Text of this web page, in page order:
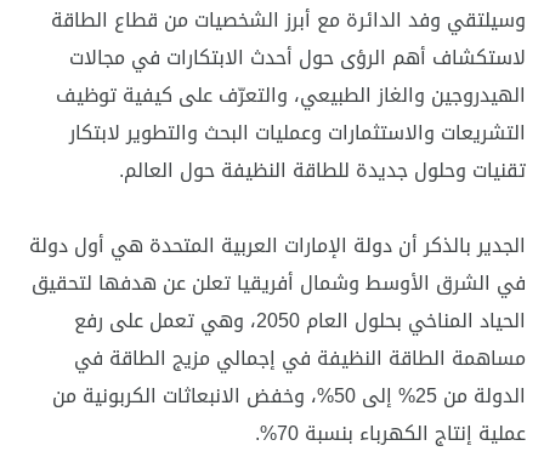
وسيلتقي وفد الدائرة مع أبرز الشخصيات من قطاع الطاقة
لاستكشاف أهم الرؤى حول أحدث الابتكارات في مجالات
الهيدروجين والغاز الطبيعي، والتعرّف على كيفية توظيف
التشريعات والاستثمارات وعمليات البحث والتطوير لابتكار
تقنيات وحلول جديدة للطاقة النظيفة حول العالم.
الجدير بالذكر أن دولة الإمارات العربية المتحدة هي أول دولة
في الشرق الأوسط وشمال أفريقيا تعلن عن هدفها لتحقيق
الحياد المناخي بحلول العام 2050، وهي تعمل على رفع
مساهمة الطاقة النظيفة في إجمالي مزيج الطاقة في
الدولة من 25% إلى 50%، وخفض الانبعاثات الكربونية من
عملية إنتاج الكهرباء بنسبة 70%.